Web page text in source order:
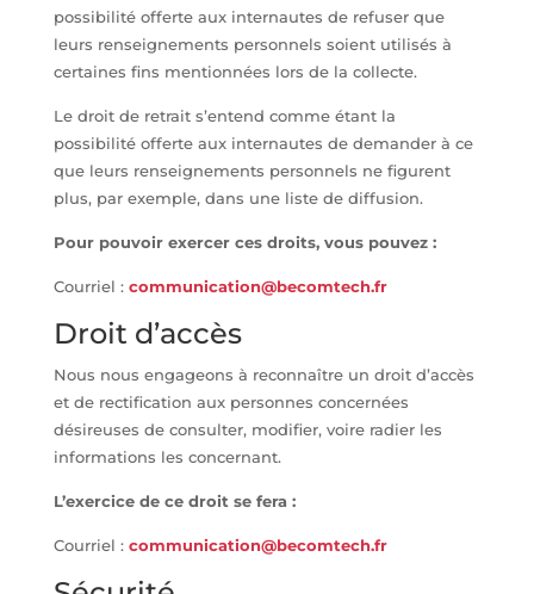
possibilité offerte aux internautes de refuser que
leurs renseignements personnels soient utilisés à
certaines fins mentionnées lors de la collecte.
Le droit de retrait s’entend comme étant la
possibilité offerte aux internautes de demander à ce
que leurs renseignements personnels ne figurent
plus, par exemple, dans une liste de diffusion.
Pour pouvoir exercer ces droits, vous pouvez :
Courriel : communication@becomtech.fr
Droit d’accès
Nous nous engageons à reconnaître un droit d’accès
et de rectification aux personnes concernées
désireuses de consulter, modifier, voire radier les
informations les concernant.
L’exercice de ce droit se fera :
Courriel : communication@becomtech.fr